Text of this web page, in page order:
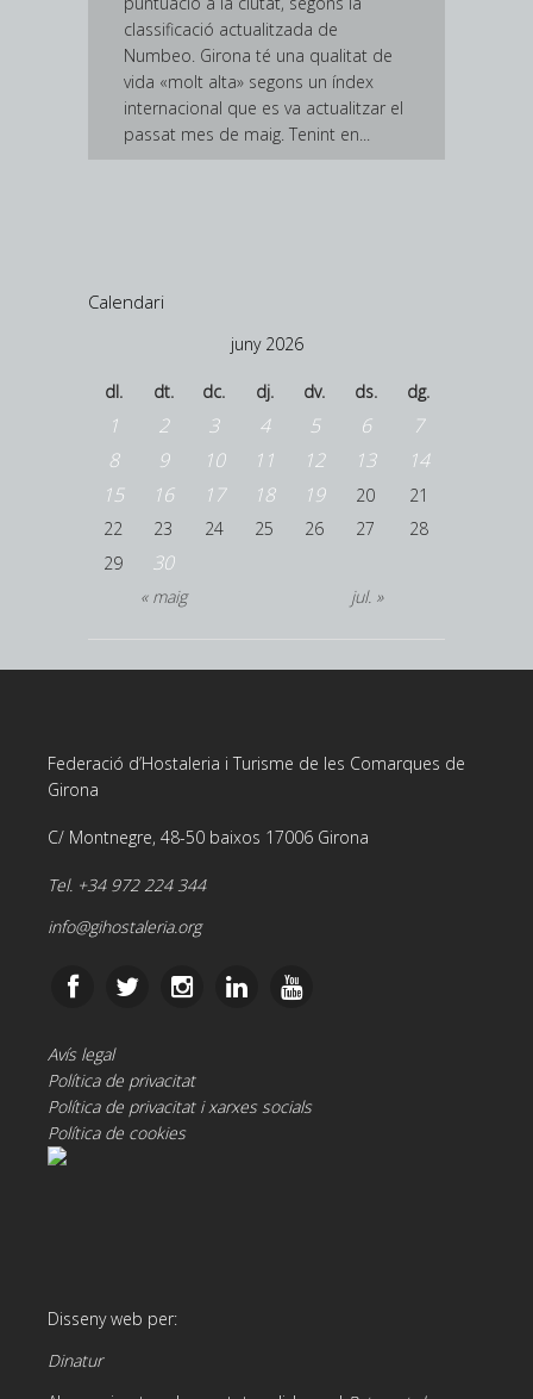
classificació actualitzada de
Numbeo. Girona té una qualitat de
vida «molt alta» segons un índex
internacional que es va actualitzar el
passat mes de maig. Tenint en...
Calendari
juny 2026
dl. dt. dc. dj. dv. ds. dg.
« maig jul. »
1 2 3 4 5 6
7
8
9 10 11 12 13
14
15
16 17 18 19 20
21
22
23 24 25 26 27
28
29
30
Federació d’Hostaleria i Turisme de les Comarques de
Girona
C/ Montnegre, 48-50 baixos 17006 Girona
Tel. +34 972 224 344
info@gihostaleria.org
Avís legal
Política de privacitat
Política de privacitat i xarxes socials
Política de cookies
Disseny web per:
Dinatur